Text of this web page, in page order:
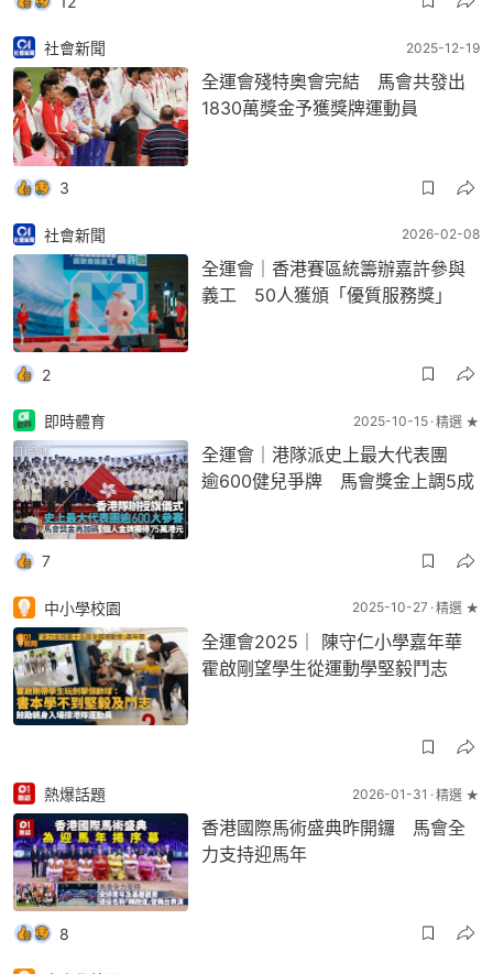
社會新聞 2025-12-19
全運會殘特奧會完結 馬會共發出
1830萬獎金予獲獎牌運動員
3
社會新聞 2026-02-08
全運會｜香港賽區統籌辦嘉許參與
義工 50人獲頒「優質服務獎」
2
即時體育 2025-10-15 精選 ★
全運會｜港隊派史上最大代表團
逾600健兒爭牌 馬會獎金上調5成
7
中小學校園 2025-10-27 精選 ★
全運會2025｜ 陳守仁小學嘉年華
霍啟剛望學生從運動學堅毅鬥志
熱爆話題 2026-01-31 精選 ★
香港國際馬術盛典昨開鑼 馬會全
力支持迎馬年
8